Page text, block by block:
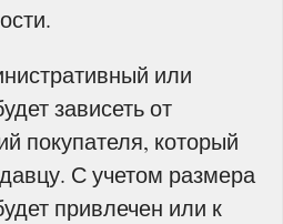
или
зависеть от
покупателя, который
С учетом размера
привлечен или к